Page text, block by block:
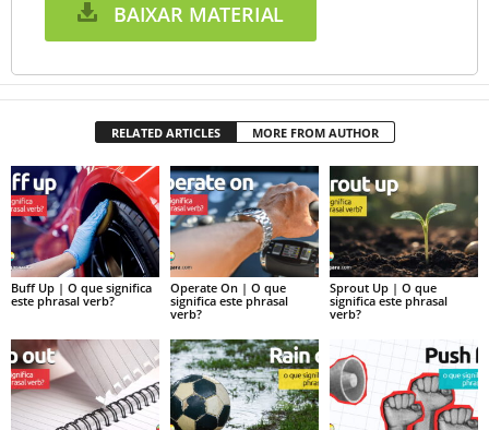
BAIXAR MATERIAL
RELATED ARTICLES MORE FROM AUTHOR
Buff Up | O que significa
este phrasal verb?
Operate On | O que
significa este phrasal
verb?
Sprout Up | O que
significa este phrasal
verb?